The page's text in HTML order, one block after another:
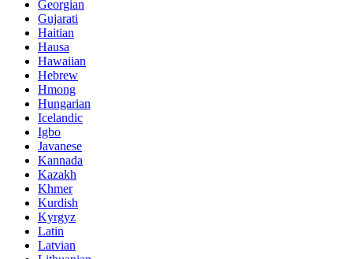
Georgian
Gujarati
Haitian
Hausa
Hawaiian
Hebrew
Hmong
Hungarian
Icelandic
Igbo
Javanese
Kannada
Kazakh
Khmer
Kurdish
Kyrgyz
Latin
Latvian